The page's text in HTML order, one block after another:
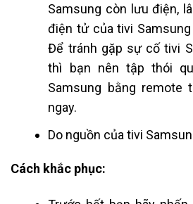
Samsung còn lưu điện,
điện tử của tivi Samsung
Để tránh gặp sự cố tivi
thì bạn nên tập thói
Samsung bằng remote
ngay.
Do nguồn của tivi
Cách khắc phục: